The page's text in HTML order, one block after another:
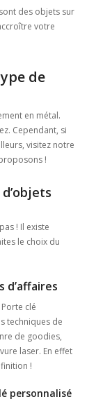
des objets sur
votre
de
en métal.
Cependant, si
visitez notre
!
! Il existe
le choix du
d’affaires
clé
techniques de
de goodies,
laser. En effet
!
personnalisé